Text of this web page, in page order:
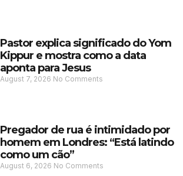
Pastor explica significado do Yom
Kippur e mostra como a data
aponta para Jesus
August 7, 2026 No Comments
Pregador de rua é intimidado por
homem em Londres: “Está latindo
como um cão”
August 6, 2026 No Comments